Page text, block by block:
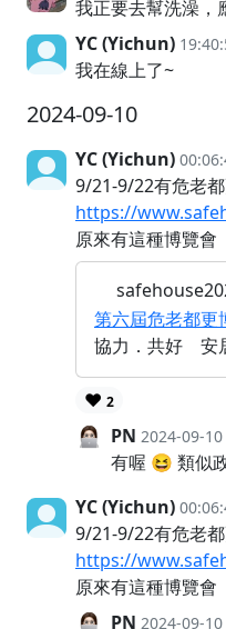
我正要去幫洗澡，
YC (Yichun)
我在線上了~
2024-09-10
YC (Yichun)
9/21-9/22有危老
https://
原來有這種博覽會
第六屆危老都更
協力．共好 安
❤️ 2
PN 2024-09-
有喔 😆 類似
YC (Yichun)
9/21-9/22有危老
https://
原來有這種博覽會
PN 2024-09-